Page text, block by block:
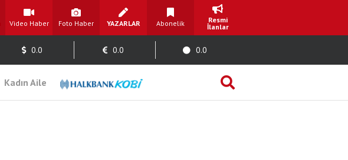
Video Haber Foto Haber YAZARLAR Abonelik
Resmi
İlanlar
0.0 0.0 0.0
Kadın Aile